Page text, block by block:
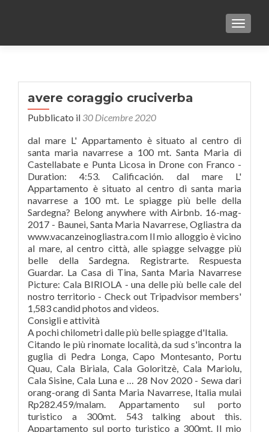
avere coraggio cruciverba
Pubblicato il 30 Dicembre 2020
dal mare L' Appartamento è situato al centro di
santa maria navarrese a 100 mt. Santa Maria di
Castellabate e Punta Licosa in Drone con Franco -
Duration: 4:53. Calificación. dal mare L'
Appartamento è situato al centro di santa maria
navarrese a 100 mt. Le spiagge più belle della
Sardegna? Belong anywhere with Airbnb. 16-mag-
2017 - Baunei, Santa Maria Navarrese, Ogliastra da
www.vacanzeinogliastra.com Il mio alloggio è vicino
al mare, al centro città, alle spiagge selvagge più
belle della Sardegna. Registrarte. Respuesta
Guardar. La Casa di Tina, Santa Maria Navarrese
Picture: Cala BIRIOLA - una delle più belle cale del
nostro territorio - Check out Tripadvisor members'
1,583 candid photos and videos.
Consigli e attività
A pochi chilometri dalle più belle spiagge d'Italia.
Citando le più rinomate località, da sud s'incontra la
guglia di Pedra Longa, Capo Montesanto, Portu
Quau, Cala Biriala, Cala Goloritzè, Cala Mariolu,
Cala Sisine, Cala Luna e … 28 Nov 2020 - Sewa dari
orang-orang di Santa Maria Navarrese, Italia mulai
Rp282.459/malam. Appartamento sul porto
turistico a 300mt. 543 talking about this.
Appartamento sul porto turistico a 300mt. Il mio